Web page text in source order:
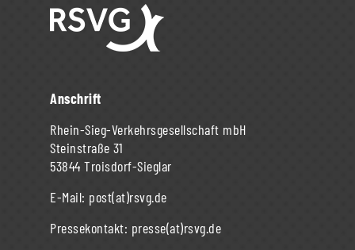
Anschrift
Rhein-Sieg-Verkehrsgesellschaft mbH
Steinstraße 31
53844 Troisdorf-Sieglar
E-Mail: post(at)rsvg.de
Pressekontakt: presse(at)rsvg.de